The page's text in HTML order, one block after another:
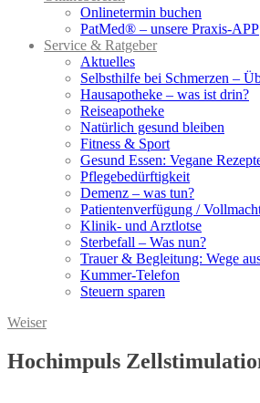
Onlinetermin buchen
PatMed® – unsere Praxis-APP
Service & Ratgeber
Aktuelles
Selbsthilfe bei Schmerzen –
Hausapotheke – was ist drin?
Reiseapotheke
Natürlich gesund bleiben
Fitness & Sport
Gesund Essen: Vegane
Pflegebedürftigkeit
Demenz – was tun?
Patientenverfügung /
Klinik- und Arztlotse
Sterbefall – Was nun?
Trauer & Begleitung: Wege
Kummer-Telefon
Steuern sparen
Weiser
Hochimpuls